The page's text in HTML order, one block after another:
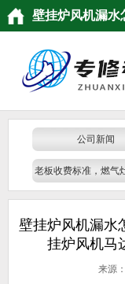
壁挂炉风机漏水
公司新闻
老板收费标准，燃气
壁挂炉风机漏水
挂炉风机马
来源：